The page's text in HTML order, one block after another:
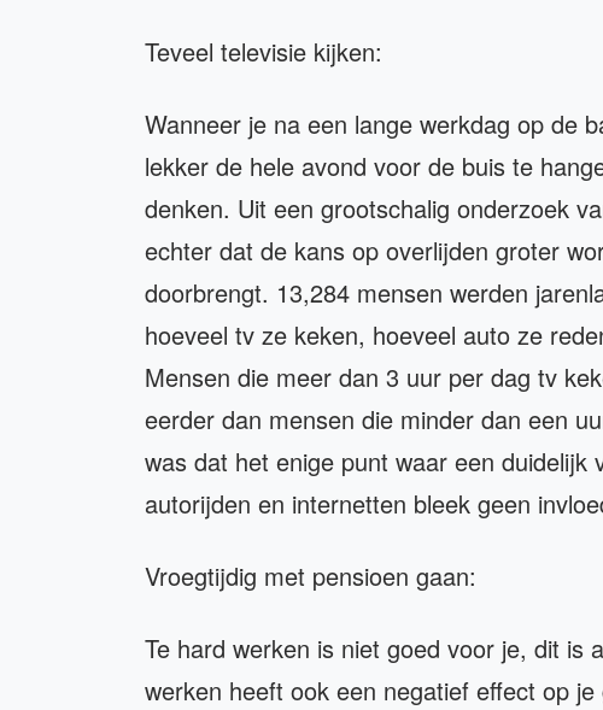
Teveel televisie kijken:
Wanneer je na een lange werkdag op de
lekker de hele avond voor de buis te
denken. Uit een grootschalig onderzoek
echter dat de kans op overlijden groter
doorbrengt. 13,284 mensen werden
hoeveel tv ze keken, hoeveel auto ze
Mensen die meer dan 3 uur per dag tv
eerder dan mensen die minder dan een
was dat het enige punt waar een duidelijk
autorijden en internetten bleek geen
Vroegtijdig met pensioen gaan:
Te hard werken is niet goed voor je, dit is
werken heeft ook een negatief effect op